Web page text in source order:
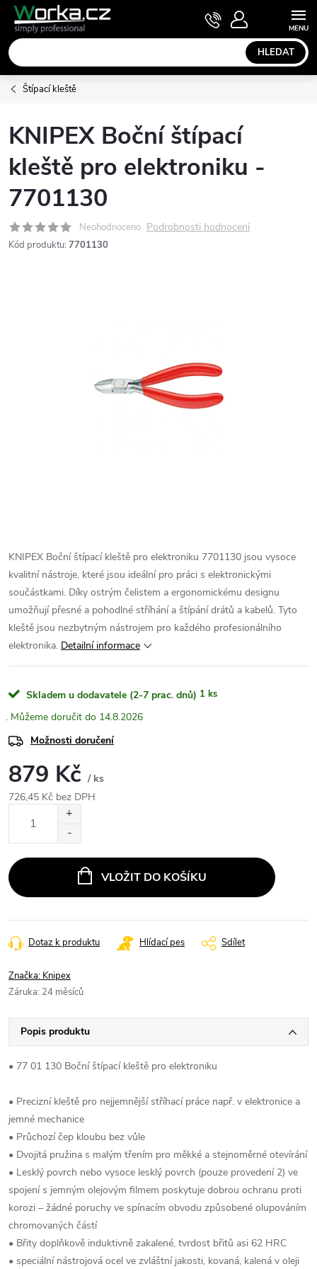
Přejít
obsah
HLEDAT
NÁKUPNÍ
KOŠÍK
Štípací kleště
KNIPEX Boční štípací
kleště pro elektroniku -
7701130
Neohodnoceno Podrobnosti hodnocení
Kód produktu: 7701130
KNIPEX Boční štípací kleště pro elektroniku 7701130 jsou vysoce
kvalitní nástroje, které jsou ideální pro práci s elektronickými
součástkami. Díky ostrým čelistem a ergonomickému designu
umožňují přesné a pohodlné stříhání a štípání drátů a kabelů. Tyto
kleště jsou nezbytným nástrojem pro každého profesionálního
elektronika. Detailní informace
Skladem u dodavatele (2-7 prac. dnů) 1 ks
14.8.2026
Možnosti doručení
879 Kč / ks
726,45 Kč bez DPH
VLOŽIT DO KOŠÍKU
Dotaz k produktu Hlídací pes Sdílet
Značka: Knipex
Záruka: 24 měsíců
Popis produktu
• 77 01 130 Boční štípací kleště pro elektroniku
• Precizní kleště pro nejjemnější stříhací práce např. v elektronice a
jemné mechanice
• Průchozí čep kloubu bez vůle
• Dvojitá pružina s malým třením pro měkké a stejnoměrné otevírání
• Lesklý povrch nebo vysoce lesklý povrch (pouze provedení 2) ve
spojení s jemným olejovým filmem poskytuje dobrou ochranu proti
korozi – žádné poruchy ve spínacím obvodu způsobené olupováním
chromovaných částí
• Břity doplňkově induktivně zakalené, tvrdost břitů asi 62 HRC
• speciální nástrojová ocel ve zvláštní jakosti, kovaná, kalená v oleji